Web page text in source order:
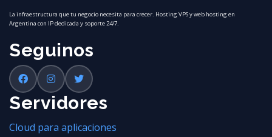
La infraestructura que tu negocio necesita para crecer. Hosting VPS y web hosting en
Argentina con IP dedicada y soporte 24/7.
Seguinos
Servidores
Cloud para aplicaciones